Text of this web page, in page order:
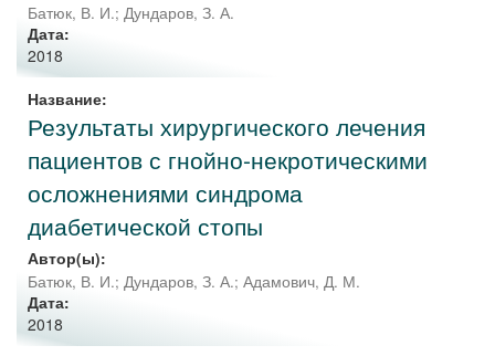
Батюк, В. И.; Дундаров, З. А.
Дата:
2018
Название:
Результаты хирургического лечения
пациентов с гнойно-некротическими
осложнениями синдрома
диабетической стопы
Автор(ы):
Батюк, В. И.; Дундаров, З. А.; Адамович, Д. М.
Дата:
2018